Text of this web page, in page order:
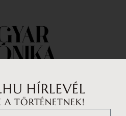
HÍRLEVÉL
A TÖRTÉNETNEK!